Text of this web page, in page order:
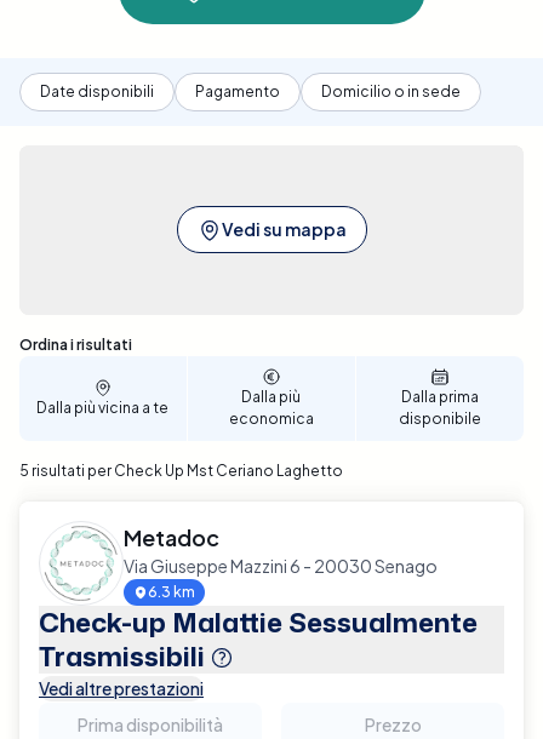
Date disponibili Pagamento Domicilio o in sede
Vedi su mappa
Sono stati trovati 5 risultati
Ordina i risultati
Dalla più vicina a te
Dalla più
economica
Dalla prima
disponibile
5 risultati per Check Up Mst Ceriano Laghetto
Metadoc
Via Giuseppe Mazzini 6 - 20030 Senago
6.3 km
Check-up Malattie Sessualmente
Trasmissibili
Vedi altre prestazioni
Prima disponibilità
Prezzo